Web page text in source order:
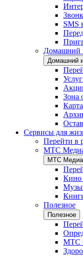
SMS
Домашний
Домашний
Зона
Сервисы для
Перейти в
МТС
МТС Медиа
Полезное
Полезное
МТС